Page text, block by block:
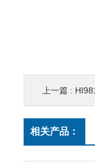
上一篇 :
相关产品：